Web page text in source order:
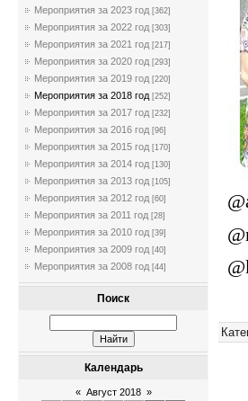
Мероприятия за 2023 год [362]
Мероприятия за 2022 год [303]
Мероприятия за 2021 год [217]
Мероприятия за 2020 год [293]
Мероприятия за 2019 год [220]
Мероприятия за 2018 год [252]
Мероприятия за 2017 год [232]
Мероприятия за 2016 год [96]
Мероприятия за 2015 год [170]
Мероприятия за 2014 год [130]
Мероприятия за 2013 год [105]
Мероприятия за 2012 год [60]
Мероприятия за 2011 год [28]
Мероприятия за 2010 год [39]
Мероприятия за 2009 год [40]
Мероприятия за 2008 год [44]
Поиск
Календарь
« Август 2018 »